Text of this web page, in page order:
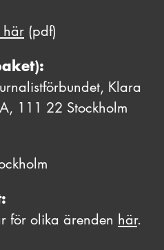
här (pdf)
Klara
111 22 Stockholm
för olika ärenden här.